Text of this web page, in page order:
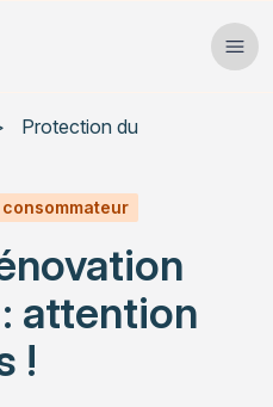
Protection du
attention
!